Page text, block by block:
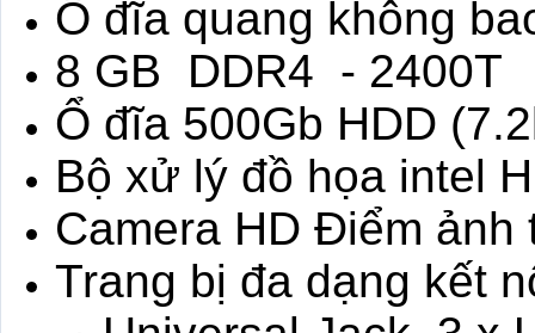
Ổ đĩa quang không
8 GB DDR4 - 2400T
Ổ đĩa 500Gb HDD
Bộ xử lý đồ họa intel
Camera HD Điểm ảnh
Trang bị đa dạng kết